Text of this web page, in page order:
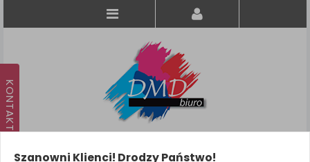
Szanowni Klienci! Drodzy Państwo!